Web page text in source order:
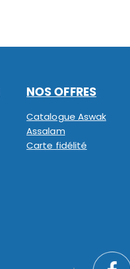
NOS OFFRES
Catalogue Aswak
Assalam
Carte fidélité